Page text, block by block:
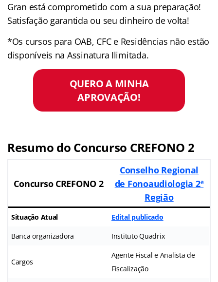
Gran está comprometido com a sua preparação!
Satisfação garantida ou seu dinheiro de volta!
*Os cursos para OAB, CFC e Residências não estão
disponíveis na Assinatura Ilimitada.
QUERO A MINHA
APROVAÇÃO!
Resumo do Concurso CREFONO 2
Concurso CREFONO 2
Conselho Regional
de Fonoaudiologia 2ª
Região
Situação Atual Edital publicado
Banca organizadora Instituto Quadrix
Cargos
Agente Fiscal e Analista de
Fiscalização